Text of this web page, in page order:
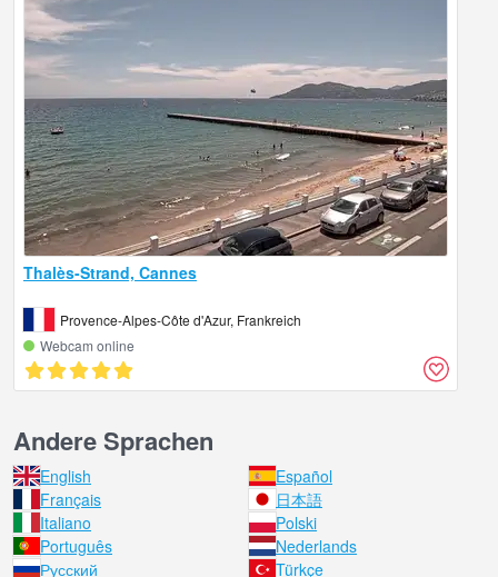
Thalès-Strand, Cannes
Provence-Alpes-Côte d'Azur, Frankreich
Webcam online
Andere Sprachen
English
Español
Français
日本語
Italiano
Polski
Português
Nederlands
Русский
Türkçe